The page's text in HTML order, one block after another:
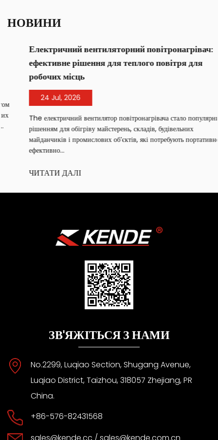
НОВИНИ
Електричний вентиляторний повітронагрівач:
ефективне рішення для теплого повітря для
робочих місць
24 Jul, 2026
The електричний вентилятор повітронагрівача стало популярним
рішенням для обігріву майстерень, складів, будівельних
майданчиків і промислових об’єктів, які потребують портативного,
ефективно...
ЧИТАТИ ДАЛІ
ЗВ'ЯЖІТЬСЯ З НАМИ
No.2299, Luqiao Section, Shugang Avenue,
Luqiao District, Taizhou, 318057 Zhejiang, PR
China.
+86-576-82431568